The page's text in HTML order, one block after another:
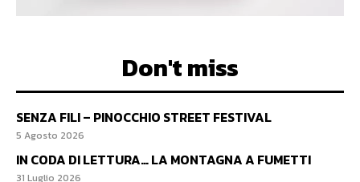
Don't miss
SENZA FILI – PINOCCHIO STREET FESTIVAL
5 Agosto 2026
IN CODA DI LETTURA… LA MONTAGNA A FUMETTI
31 Luglio 2026